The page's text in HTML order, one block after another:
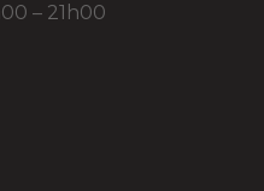
– 21h00